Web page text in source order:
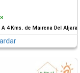
A 4 Kms. de Mairena Del